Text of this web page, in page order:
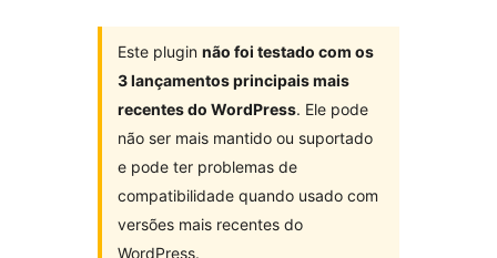
Este plugin não foi testado com os
3 lançamentos principais mais
recentes do WordPress. Ele pode
não ser mais mantido ou suportado
e pode ter problemas de
compatibilidade quando usado com
versões mais recentes do
WordPress.